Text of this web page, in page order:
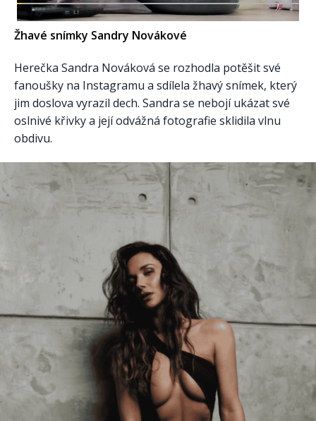
Žhavé snímky Sandry Novákové
Herečka Sandra Nováková se rozhodla potěšit své
fanoušky na Instagramu a sdílela žhavý snímek, který
jim doslova vyrazil dech. Sandra se nebojí ukázat své
oslnivé křivky a její odvážná fotografie sklidila vlnu
obdivu.